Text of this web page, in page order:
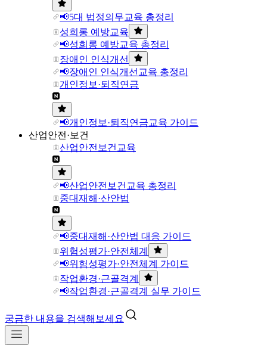
📢5대 법정의무교육 총정리
성희롱 예방교육
📢성희롱 예방교육 총정리
장애인 인식개선
📢장애인 인식개선교육 총정리
개인정보·퇴직연금
📢개인정보·퇴직연금교육 가이드
산업안전·보건
산업안전보건교육
📢산업안전보건교육 총정리
중대재해·산안법
📢중대재해·산안법 대응 가이드
위험성평가·안전체계
📢위험성평가·안전체계 가이드
작업환경·근골격계
📢작업환경·근골격계 실무 가이드
궁금한 내용을 검색해보세요